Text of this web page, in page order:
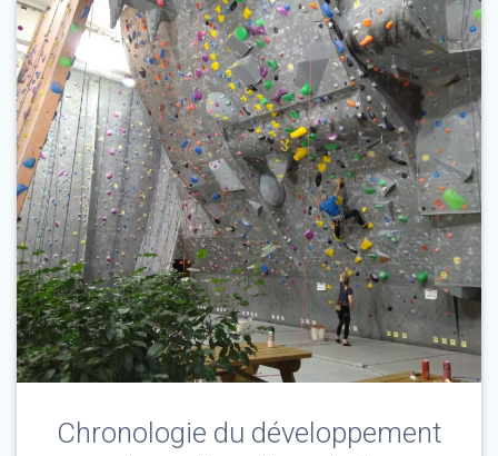
Chronologie du développement